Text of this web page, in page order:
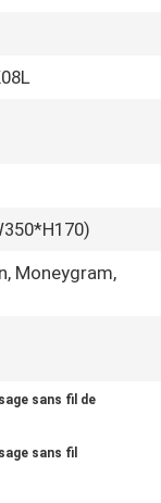
Moneygram,
sans fil de
sans fil